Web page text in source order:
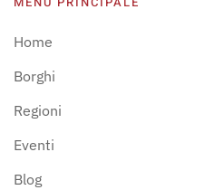
Home
Borghi
Regioni
Eventi
Blog